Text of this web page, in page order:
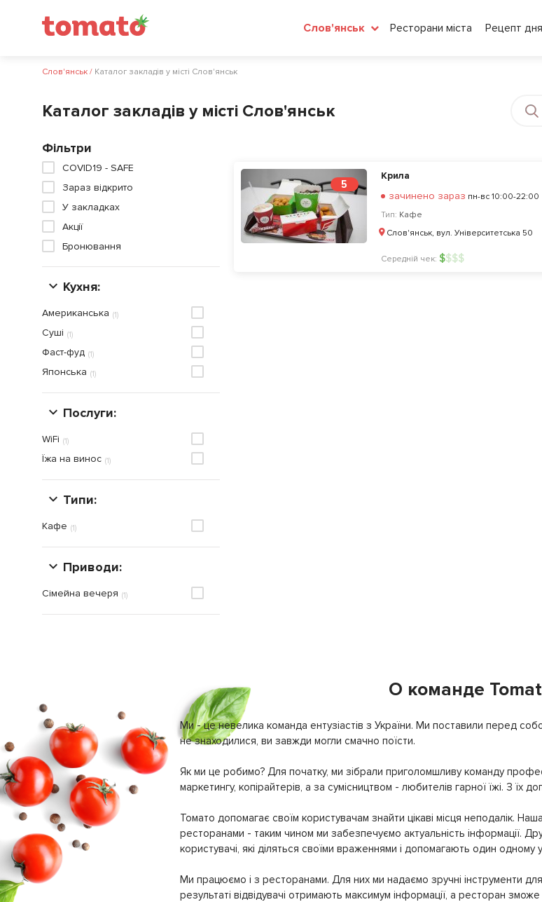
Слов'янськ Ресторани міста Рецепт дня
Слов'янськ / Каталог закладів у місті Слов'янськ
Каталог закладів у місті Слов'янськ
Фільтри
COVID19 - SAFE
Зараз відкрито
У закладках
Акції
Бронювання
Кухня:
(1)
Американська
(1)
Суші
(1)
Фаст-фуд
(1)
Японська
Послуги:
(1)
WiFi
(1)
Їжа на винос
Типи:
(1)
Кафе
Приводи:
(1)
Сімейна вечеря
5
Крила
зачинено зараз пн-вс 10:00-22:00
Тип: Кафе
Слов'янськ, вул. Університетська 50
Середній чек: $$$$
О команде
Ми - це невелика команда ентузіастів з України. Ми поставили перед
не знаходилися, ви завжди могли смачно поїсти.
Як ми це робимо? Для початку, ми зібрали приголомшливу команду
маркетингу, копірайтерів, а за сумісництвом - любителів гарної їжі. З їх
Томато допомагає своїм користувачам знайти цікаві місця неподалік.
ресторанами - таким чином ми забезпечуємо актуальність інформації.
користувачі, які діляться своїми враженнями і допомагають один одному
Ми працюємо і з ресторанами. Для них ми надаємо зручні інструменти
результаті відвідувачі отримають максимум інформації, а ресторан